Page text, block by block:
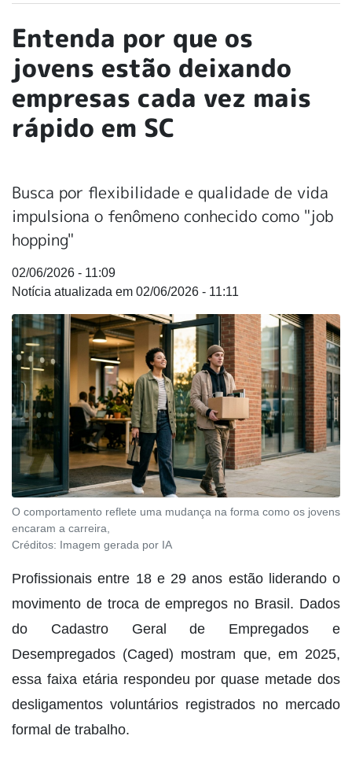
Entenda por que os
jovens estão deixando
empresas cada vez mais
rápido em SC
Busca por flexibilidade e qualidade de vida
impulsiona o fenômeno conhecido como "job
hopping"
02/06/2026 - 11:09
02/06/2026 - 11:11
O comportamento reflete uma mudança na forma como os jovens
encaram a carreira,
Créditos: Imagem gerada por IA
Profissionais entre 18 e 29 anos estão liderando o
movimento de troca de empregos no Brasil. Dados
do Cadastro Geral de Empregados e
Desempregados (Caged) mostram que, em 2025,
essa faixa etária respondeu por quase metade dos
desligamentos voluntários registrados no mercado
formal de trabalho.